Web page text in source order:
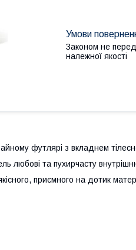
Законом не
належної якості
футлярі з вкладнем
любові та пухирчасту
приємного на дотик